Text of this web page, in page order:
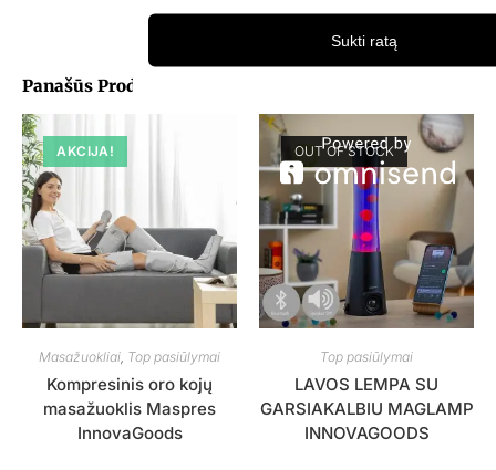
Panašūs Produktai
AKCIJA!
Masažuokliai Top pasiūlymai
Kompresinis oro kojų
masažuoklis Maspres
InnovaGoods
OUT OF STOCK
Top pasiūlymai
LAVOS LEMPA SU
GARSIAKALBIU MAGLAMP
INNOVAGOODS
Sukti ratą